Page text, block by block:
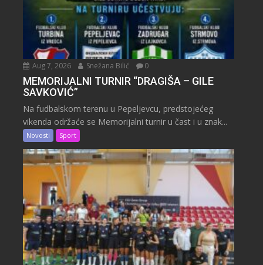
Aug 7, 2026 Snežana Bilić 0
MEMORIJALNI TURNIR “DRAGIŠA – GILE
SAVKOVIĆ”
Na fudbalskom terenu u Pepeljevcu, predstojećeg
vikenda održaće se Memorijalni turnir u čast i u znak...
Novosti Sport